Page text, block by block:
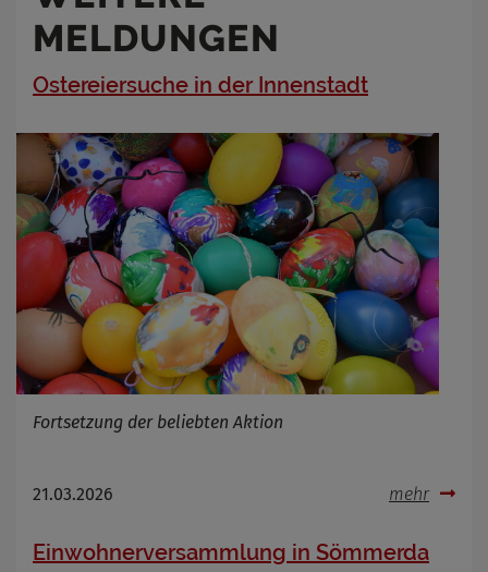
MELDUNGEN
Ostereiersuche in der Innenstadt
Fortsetzung der beliebten Aktion
21.03.2026 mehr
Einwohnerversammlung in Sömmerda